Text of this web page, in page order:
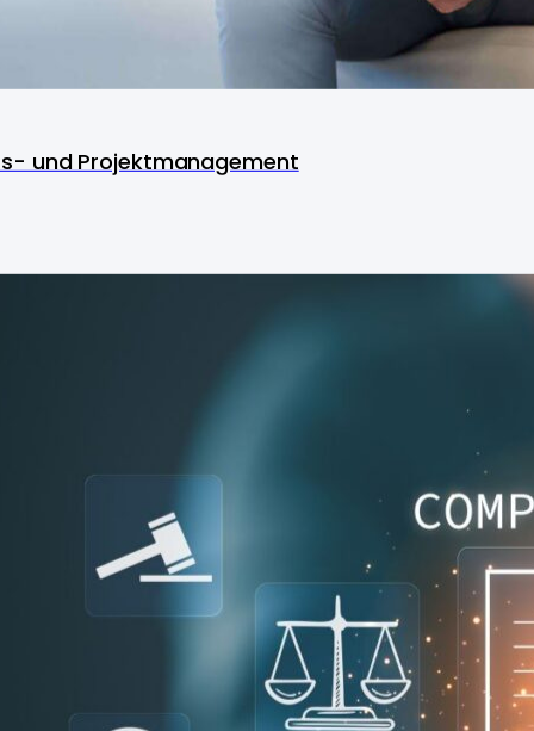
und Projektmanagement